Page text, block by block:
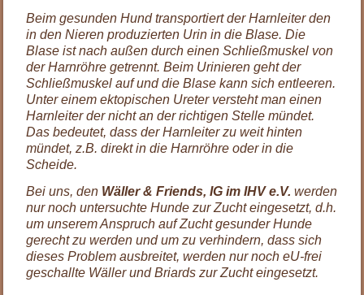
Beim gesunden Hund transportiert der Harnleiter den
in den Nieren produzierten Urin in die Blase. Die
Blase ist nach außen durch einen Schließmuskel von
der Harnröhre getrennt. Beim Urinieren geht der
Schließmuskel auf und die Blase kann sich entleeren.
Unter einem ektopischen Ureter versteht man einen
Harnleiter der nicht an der richtigen Stelle mündet.
Das bedeutet, dass der Harnleiter zu weit hinten
mündet, z.B. direkt in die Harnröhre oder in die
Scheide.
Bei uns, den Wäller & Friends, IG im IHV e.V. werden
nur noch untersuchte Hunde zur Zucht eingesetzt, d.h.
um unserem Anspruch auf Zucht gesunder Hunde
gerecht zu werden und um zu verhindern, dass sich
dieses Problem ausbreitet, werden nur noch eU-frei
geschallte Wäller und Briards zur Zucht eingesetzt.